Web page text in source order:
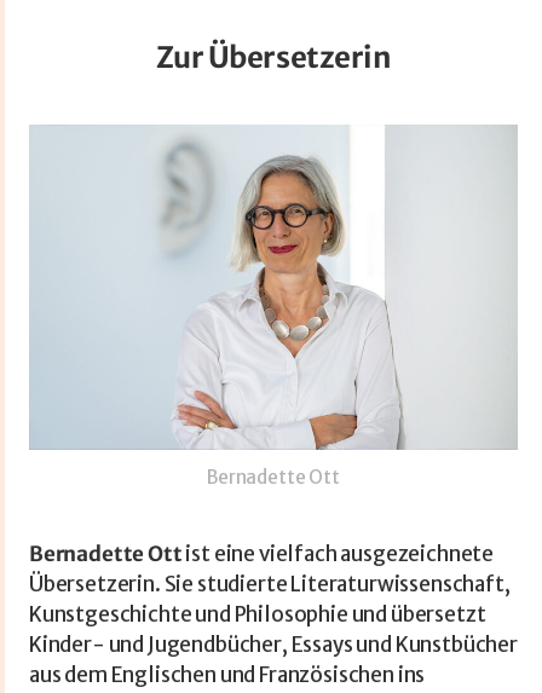
Zur Übersetzerin
Bernadette Ott
Bernadette Ottist eine vielfach ausgezeichnete
Übersetzerin. Sie studierte Literaturwissenschaft,
Kunstgeschichte und Philosophie und übersetzt
Kinder- und Jugendbücher, Essays und Kunstbücher
aus dem Englischen und Französischen ins